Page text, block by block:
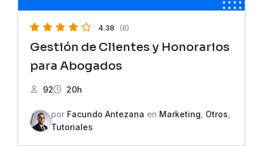
4.38 (8)
Gestión de Clientes y Honorarios
para Abogados
92 20h
por Facundo Antezana en Marketing Otros
Tutoriales